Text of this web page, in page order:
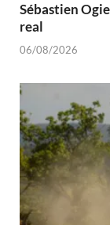
Sébastien
real
06/08/2026